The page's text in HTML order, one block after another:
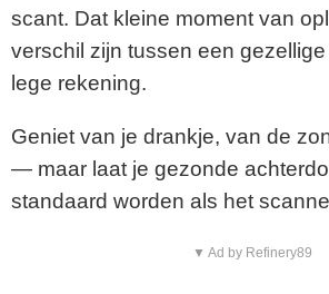
scant. Dat kleine moment van
verschil zijn tussen een
lege rekening.
Geniet van je drankje, van de
— maar laat je gezonde
standaard worden als het
▼ Ad by Refinery89